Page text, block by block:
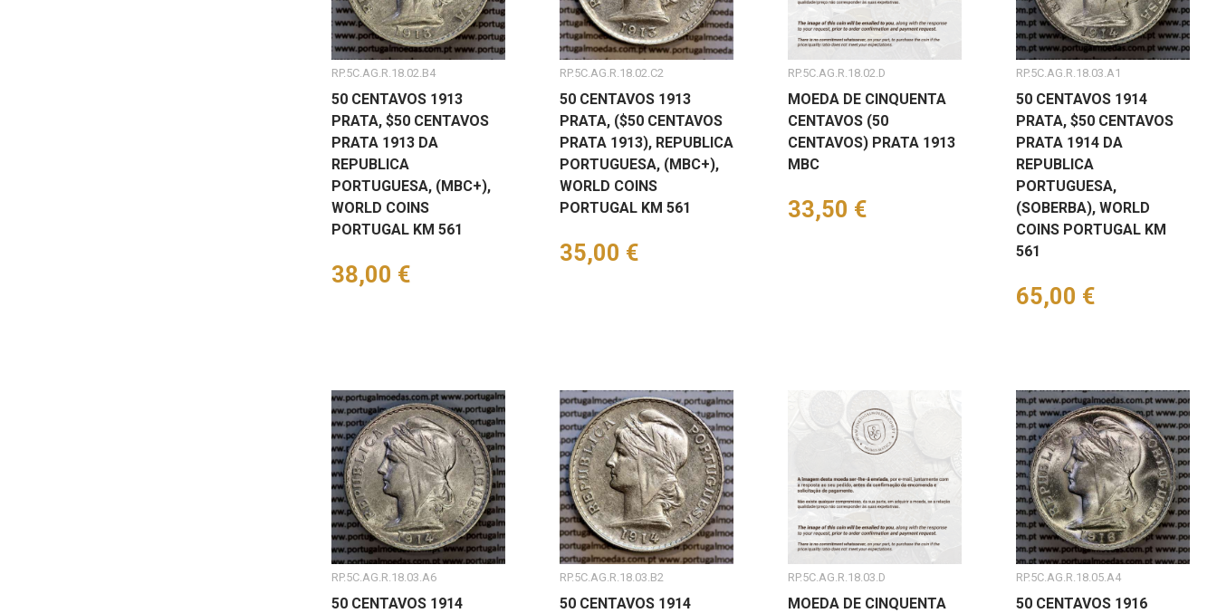
RP.5C.AG.R.18.02.B4
50 CENTAVOS 1913
PRATA, $50 CENTAVOS
PRATA 1913 DA
REPUBLICA
PORTUGUESA, (MBC+),
WORLD COINS
PORTUGAL KM 561
Preço
38,00 €
RP.5C.AG.R.18.02.C2
50 CENTAVOS 1913
PRATA, ($50 CENTAVOS
PRATA 1913), REPUBLICA
PORTUGUESA, (MBC+),
WORLD COINS
PORTUGAL KM 561
Preço
35,00 €
RP.5C.AG.R.18.02.D
MOEDA DE CINQUENTA
CENTAVOS (50
CENTAVOS) PRATA 1913
MBC
Preço
33,50 €
RP.5C.AG.R.18.03.A1
50 CENTAVOS 1914
PRATA, $50 CENTAVOS
PRATA 1914 DA
REPUBLICA
PORTUGUESA,
(SOBERBA), WORLD
COINS PORTUGAL KM
561
Preço
65,00 €
RP.5C.AG.R.18.03.A6
50 CENTAVOS 1914
RP.5C.AG.R.18.03.B2
50 CENTAVOS 1914
RP.5C.AG.R.18.03.D
MOEDA DE CINQUENTA
RP.5C.AG.R.18.05.A4
50 CENTAVOS 1916